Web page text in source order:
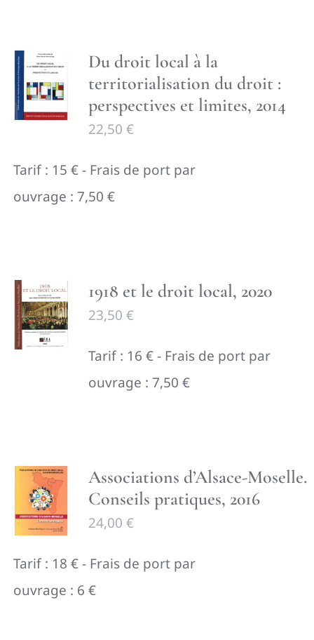
Du droit local à la
territorialisation du droit :
perspectives et limites, 2014
22,50 €
Tarif : 15 € - Frais de port par
ouvrage : 7,50 €
1918 et le droit local, 2020
23,50 €
Tarif : 16 € - Frais de port par
ouvrage : 7,50 €
Associations d’Alsace-Moselle.
Conseils pratiques, 2016
24,00 €
Tarif : 18 € - Frais de port par
ouvrage : 6 €